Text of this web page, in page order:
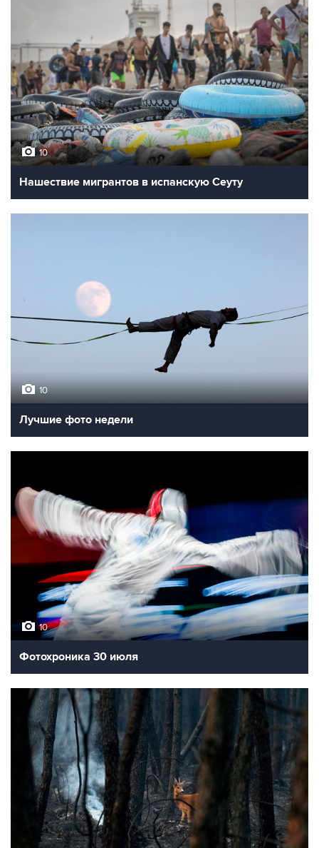
10
Нашествие мигрантов в испанскую Сеуту
10
Лучшие фото недели
10
Фотохроника 30 июля